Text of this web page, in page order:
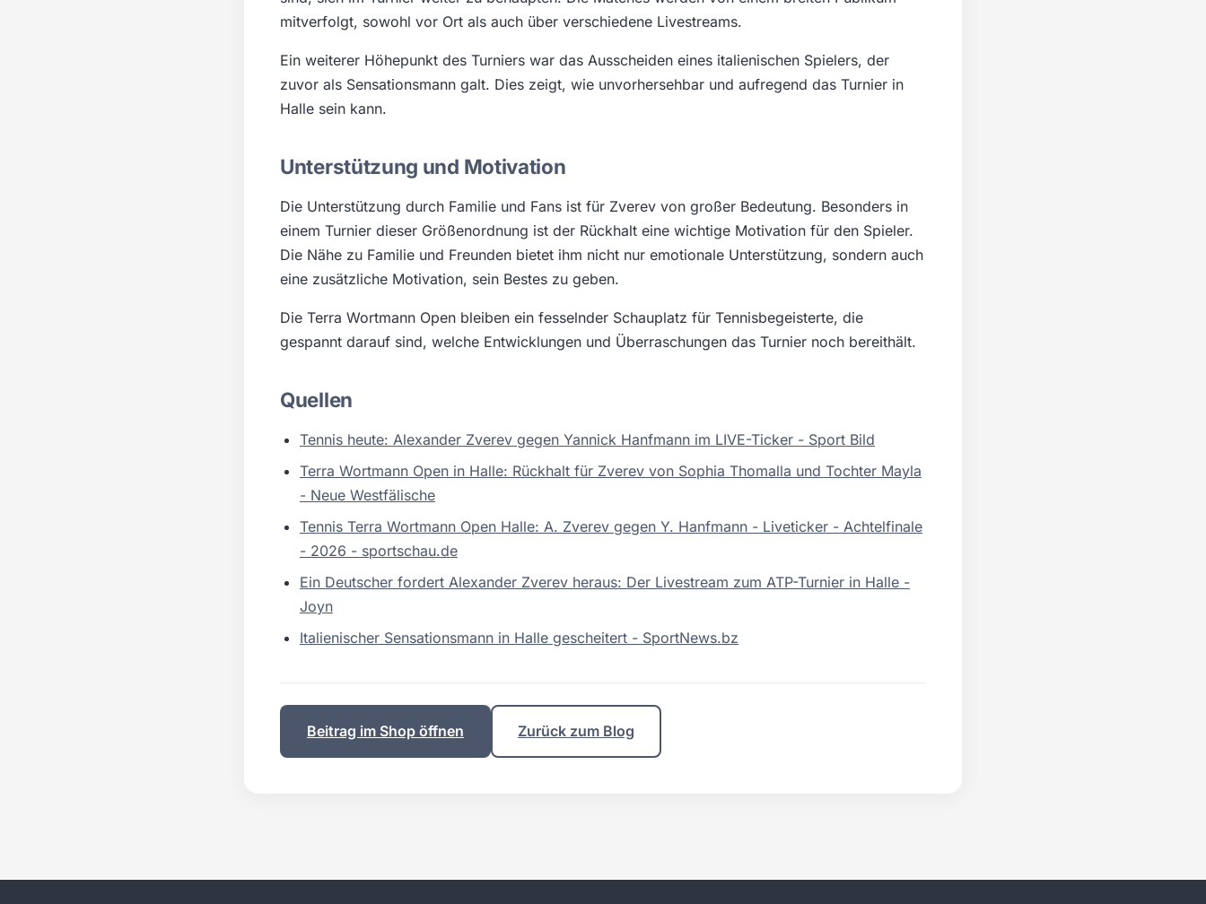
mitverfolgt, sowohl vor Ort als auch über verschiedene Livestreams.
Ein weiterer Höhepunkt des Turniers war das Ausscheiden eines italienischen Spielers, der
zuvor als Sensationsmann galt. Dies zeigt, wie unvorhersehbar und aufregend das Turnier in
Halle sein kann.
Unterstützung und Motivation
Die Unterstützung durch Familie und Fans ist für Zverev von großer Bedeutung. Besonders in
einem Turnier dieser Größenordnung ist der Rückhalt eine wichtige Motivation für den Spieler.
Die Nähe zu Familie und Freunden bietet ihm nicht nur emotionale Unterstützung, sondern auch
eine zusätzliche Motivation, sein Bestes zu geben.
Die Terra Wortmann Open bleiben ein fesselnder Schauplatz für Tennisbegeisterte, die
gespannt darauf sind, welche Entwicklungen und Überraschungen das Turnier noch bereithält.
Quellen
Tennis heute: Alexander Zverev gegen Yannick Hanfmann im LIVE-Ticker - Sport Bild
Terra Wortmann Open in Halle: Rückhalt für Zverev von Sophia Thomalla und Tochter Mayla
- Neue Westfälische
Tennis Terra Wortmann Open Halle: A. Zverev gegen Y. Hanfmann - Liveticker - Achtelfinale
- 2026 - sportschau.de
Ein Deutscher fordert Alexander Zverev heraus: Der Livestream zum ATP-Turnier in Halle -
Joyn
Italienischer Sensationsmann in Halle gescheitert - SportNews.bz
Beitrag im Shop öffnen Zurück zum Blog